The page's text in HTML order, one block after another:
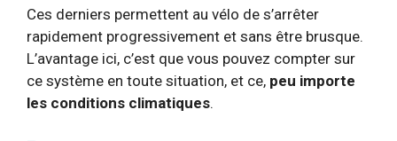
Ces derniers permettent au vélo de s’arrêter
rapidement progressivement et sans être brusque.
L’avantage ici, c’est que vous pouvez compter sur
ce système en toute situation, et ce, peu importe
les conditions climatiques.